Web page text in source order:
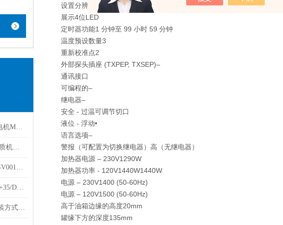
意大利cear用于危险区域的直流电机MGL 160 S支持技术指导
德国Hielscher UP200ST超声波匀质机分散设备原厂直供支持选型
德国Sarissa 工具模块8000-8180-SV001用于汽车制造行业
德国Microsonic超声波传感器crm+35/D/TC/E距离测量范围为 30 mm 至 8 m
瑞典AQ M-Tech空气传感器的安装方式推荐
设置分辨率
0.1ºC
展示4位LED
定时器功能1 分钟至 99 小时 59 分钟
温度预设数量3
重新校准点2
外部探头插座 (TXPEP, TXSEP)–
通讯接口
可编程的–
继电器–
安全 - 过温可调节切口
液位 - 浮动•
语言选项–
警报（可配置为切换继电器） 高（无继电器）
加热器电源 – 230V1290W
加热器功率 - 120V1440W1440W
电源 – 230V1400 (50-60Hz)
电源 – 120V1500 (50-60Hz)
高于油箱边缘的高度20mm
罐缘下方的深度135mm